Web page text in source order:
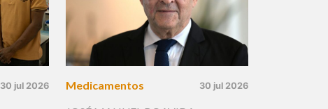
30 jul 2026 Medicamentos 30 jul 2026